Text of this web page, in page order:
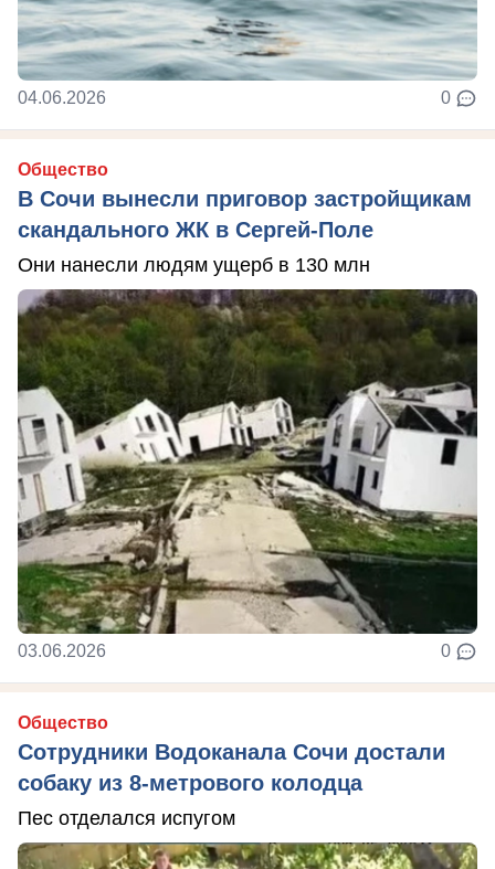
04.06.2026 0
Общество
В Сочи вынесли приговор застройщикам
скандального ЖК в Сергей-Поле
Они нанесли людям ущерб в 130 млн
03.06.2026 0
Общество
Сотрудники Водоканала Сочи достали
собаку из 8-метрового колодца
Пес отделался испугом